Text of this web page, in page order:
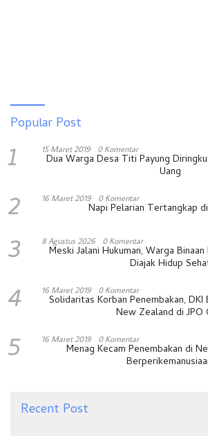
Popular Post
1 15 Maret 2019 0 Komentar
Dua Warga Desa Titi Payung
Uang
2 16 Maret 2019 0 Komentar
Napi Pelarian Tertangkap
3 8 Agustus 2026 0 Komentar
Meski Jalani Hukuman, Warga Binaan
Diajak Hidup
4 16 Maret 2019 0 Komentar
Solidaritas Korban Penembakan,
New Zealand di JPO
5 16 Maret 2019 0 Komentar
Menag Kecam Penembakan di
Recent Post